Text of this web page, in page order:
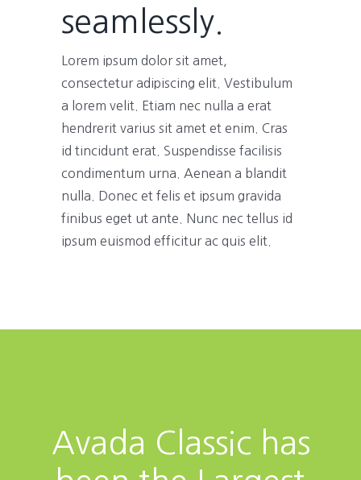
seamlessly.
Lorem ipsum dolor sit amet,
consectetur adipiscing elit. Vestibulum
a lorem velit. Etiam nec nulla a erat
hendrerit varius sit amet et enim. Cras
id tincidunt erat. Suspendisse facilisis
condimentum urna. Aenean a blandit
nulla. Donec et felis et ipsum gravida
finibus eget ut ante. Nunc nec tellus id
ipsum euismod efficitur ac quis elit.
Avada Classic has